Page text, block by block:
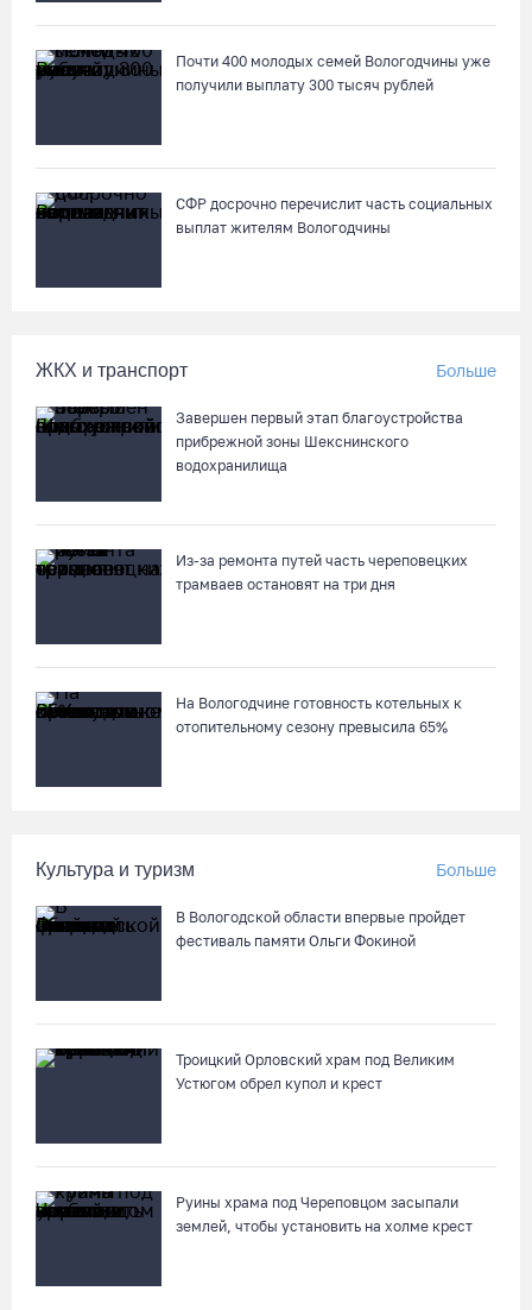
Почти 400 молодых семей Вологодчины уже
получили выплату 300 тысяч рублей
СФР досрочно перечислит часть социальных
выплат жителям Вологодчины
ЖКХ и транспорт Больше
Завершен первый этап благоустройства
прибрежной зоны Шекснинского
водохранилища
Из-за ремонта путей часть череповецких
трамваев остановят на три дня
На Вологодчине готовность котельных к
отопительному сезону превысила 65%
Культура и туризм Больше
В Вологодской области впервые пройдет
фестиваль памяти Ольги Фокиной
Троицкий Орловский храм под Великим
Устюгом обрел купол и крест
Руины храма под Череповцом засыпали
землей, чтобы установить на холме крест